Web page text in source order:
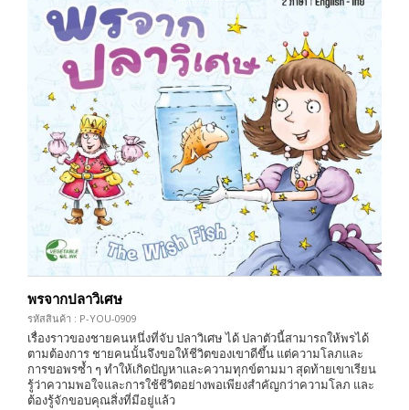
พรจากปลาวิเศษ
รหัสสินค้า : P-YOU-0909
เรื่องราวของชายคนหนึ่งที่จับ ปลาวิเศษ ได้ ปลาตัวนี้สามารถให้พรได้
ตามต้องการ ชายคนนั้นจึงขอให้ชีวิตของเขาดีขึ้น แต่ความโลภและ
การขอพรซ้ำ ๆ ทำให้เกิดปัญหาและความทุกข์ตามมา สุดท้ายเขาเรียน
รู้ว่าความพอใจและการใช้ชีวิตอย่างพอเพียงสำคัญกว่าความโลภ และ
ต้องรู้จักขอบคุณสิ่งที่มีอยู่แล้ว